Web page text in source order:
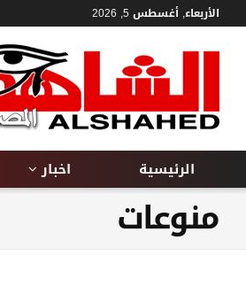
الأربعاء, أغسطس 5, 2026
الرئيسية اخبار
منوعات